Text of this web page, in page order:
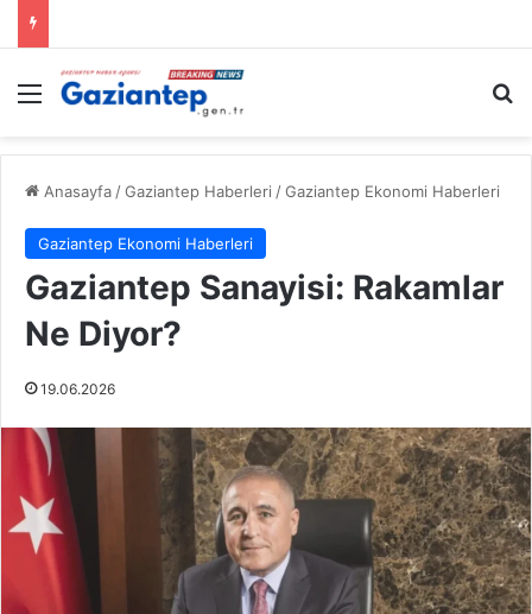
Menü
Anasayfa /Gaziantep Haberleri /Gaziantep Ekonomi Haberleri
Gaziantep Ekonomi Haberleri
Gaziantep Sanayisi: Rakamlar
Ne Diyor?
19.06.2026